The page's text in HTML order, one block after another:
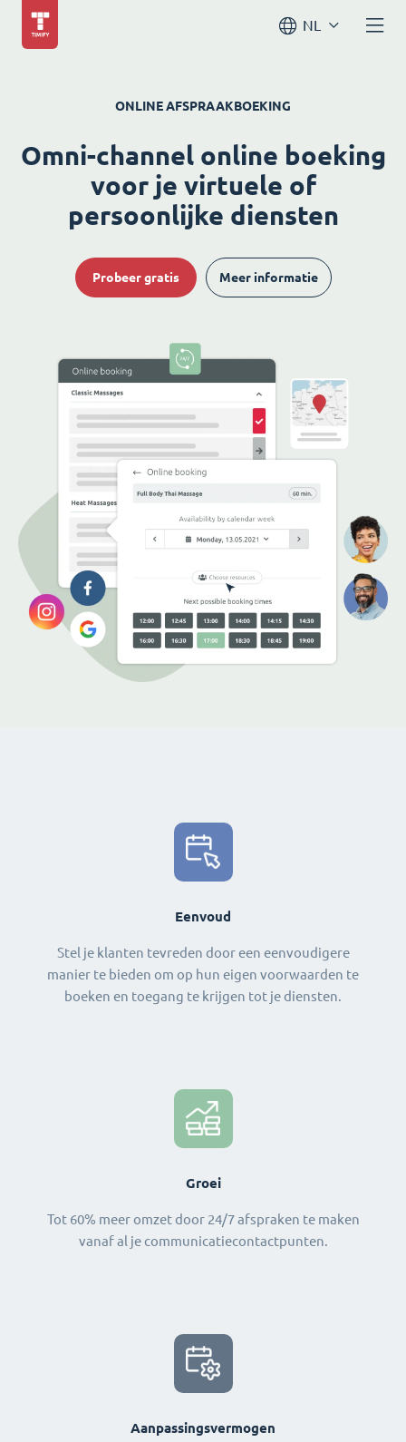
NL
ONLINE AFSPRAAKBOEKING
Omni-channel online boeking
voor je virtuele of
persoonlijke diensten
Probeer gratis Meer informatie
Eenvoud
Stel je klanten tevreden door een eenvoudigere
manier te bieden om op hun eigen voorwaarden te
boeken en toegang te krijgen tot je diensten.
Groei
Tot 60% meer omzet door 24/7 afspraken te maken
vanaf al je communicatiecontactpunten.
Aanpassingsvermogen